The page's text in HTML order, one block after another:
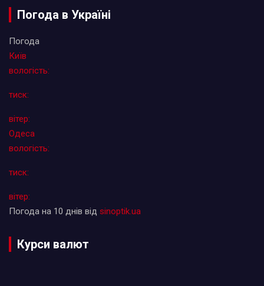
Погода в Україні
Погода
Київ
вологість:
тиск:
вітер:
Одеса
вологість:
тиск:
вітер:
Погода на 10 днів від sinoptik.ua
Курси валют